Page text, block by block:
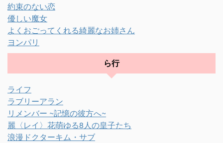
約束のない恋
優しい魔女
よくおごってくれる綺麗なお姉さん
ヨンパリ
ら行
ライフ
ラブリーアラン
リメンバー ~記憶の彼方へ~
麗〈レイ〉花萌ゆる8人の皇子たち
浪漫ドクターキム・サブ